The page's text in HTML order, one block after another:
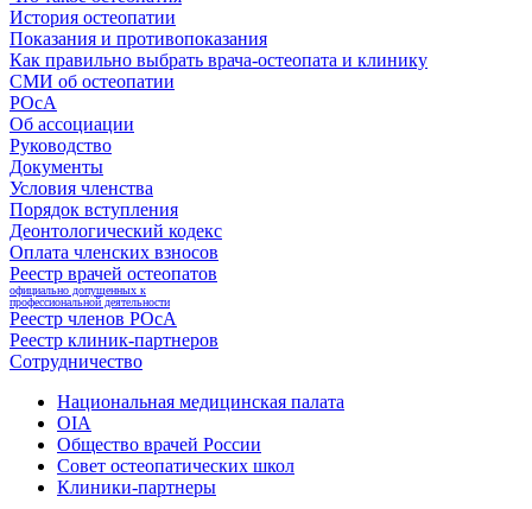
История остеопатии
Показания и противопоказания
Как правильно выбрать врача-остеопата и клинику
СМИ об остеопатии
РОсА
Об ассоциации
Руководство
Документы
Условия членства
Порядок вступления
Деонтологический кодекс
Оплата членских взносов
Реестр врачей остеопатов
официально допущенных к
профессиональной деятельности
Реестр членов РОсА
Реестр клиник-партнеров
Сотрудничество
Национальная медицинская палата
OIA
Общество врачей России
Совет остеопатических школ
Клиники-партнеры